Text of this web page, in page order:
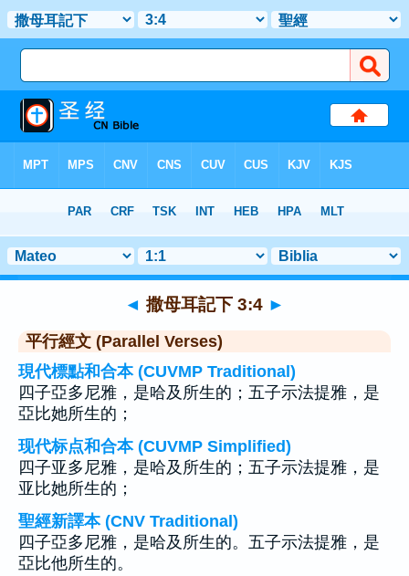
章 3 > 聖經金句 4
◄ 撒母耳記下 3:4 ►
平行經文 (Parallel Verses)
現代標點和合本 (CUVMP Traditional)
四子亞多尼雅，是哈及所生的；五子示法提雅，是
亞比她所生的；
现代标点和合本 (CUVMP Simplified)
四子亚多尼雅，是哈及所生的；五子示法提雅，是
亚比她所生的；
聖經新譯本 (CNV Traditional)
四子亞多尼雅，是哈及所生的。五子示法提雅，是
亞比他所生的。